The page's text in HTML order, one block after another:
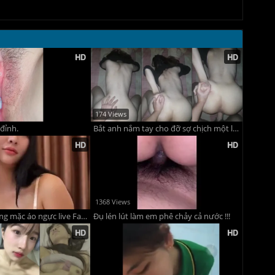
174 Views
Bắt anh nắm tay cho đỡ sợ chịch một lúc bướm bé sinh viên chảy nước nhóp nhép
Pong Kyubi không mặc áo ngực live Facebook nói chuyện giường chiếu
1368 Views
Đụ lén lút làm em phê chảy cả nước !!!